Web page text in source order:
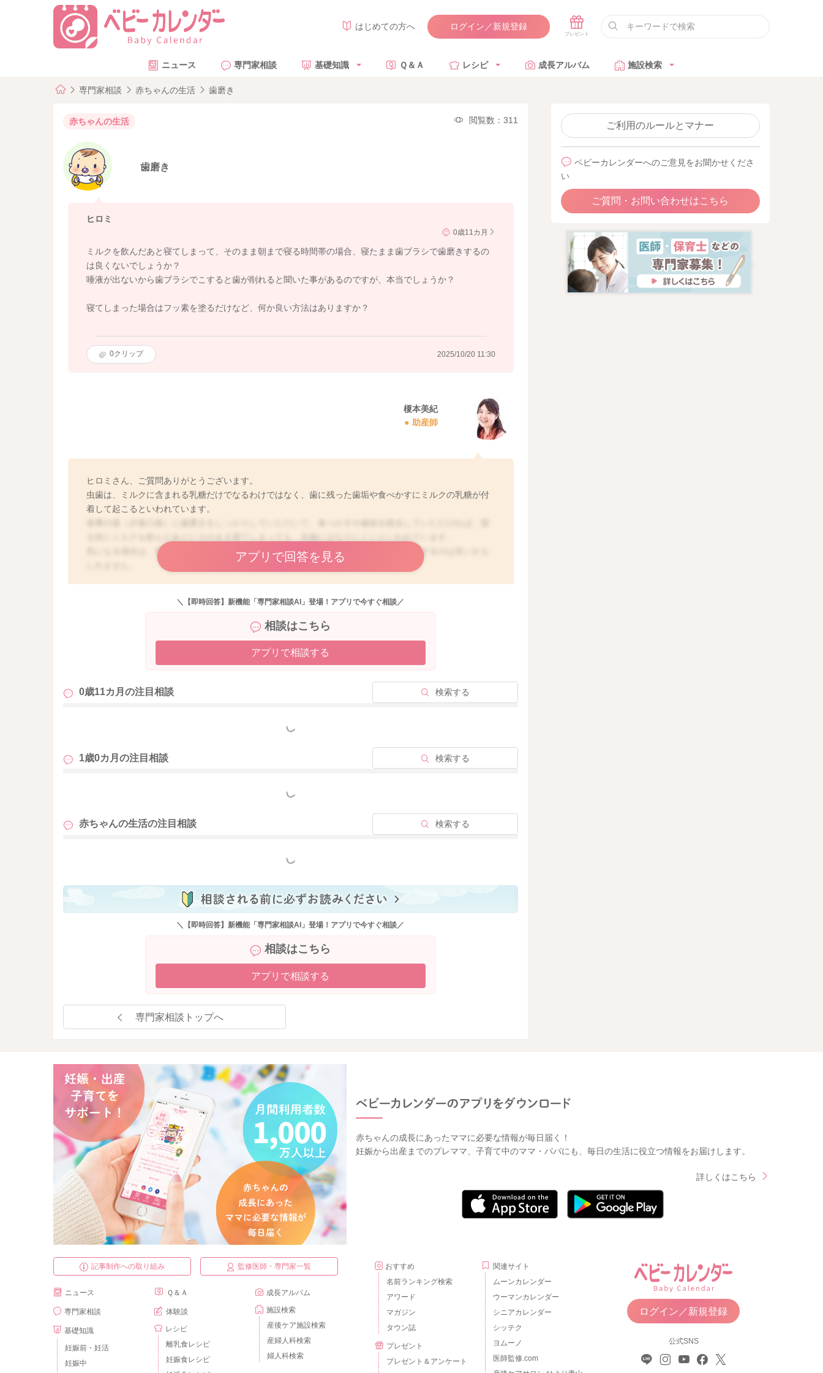
はじめての方へ ログイン／新規登録
ニュース 専門家相談 基礎知識 Ｑ＆Ａ レシピ 成長アルバム 施設検索
専門家相談 赤ちゃんの生活 歯磨き
赤ちゃんの生活 閲覧数：311
歯磨き
ヒロミ
0歳11カ月
ミルクを飲んだあと寝てしまって、そのまま朝まで寝る時間帯の場合、寝たまま歯ブラシで歯磨きするの
は良くないでしょうか？
唾液が出ないから歯ブラシでこすると歯が削れると聞いた事があるのですが、本当でしょうか？
寝てしまった場合はフッ素を塗るだけなど、何か良い方法はありますか？
0クリップ 2025/10/20 11:30
榎本美紀
助産師
ヒロミさん、ご質問ありがとうございます。
虫歯は、ミルクに含まれる乳糖だけでなるわけではなく、歯に残った歯垢や食べかすにミルクの乳糖が付
着して起こるといわれています。
気になる場合は、寝ながらでも水磨きをしていただいたり、ガーゼなどで歯を拭いたりするのは良いかも
アプリで回答を見る
＼【即時回答】新機能「専門家相談AI」登場！アプリで今すぐ相談／
相談はこちら
アプリで相談する
0歳11カ月の注目相談 検索する
もっと見る
1歳0カ月の注目相談 検索する
もっと見る
赤ちゃんの生活の注目相談 検索する
もっと見る
＼【即時回答】新機能「専門家相談AI」登場！アプリで今すぐ相談／
相談はこちら
アプリで相談する
専門家相談トップへ
ご利用のルールとマナー
ベビーカレンダーへのご意見をお聞かせくださ
い
ご質問・お問い合わせはこちら
赤ちゃんの成長にあったママに必要な情報が毎日届く！
妊娠から出産までのプレママ、子育て中のママ・パパにも、毎日の生活に役立つ情報をお届けします。
詳しくはこちら
記事制作への取り組み 監修医師・専門家一覧
ニュース
専門家相談
基礎知識
妊娠前・妊活
妊娠中
Ｑ＆Ａ
体験談
レシピ
離乳食レシピ
妊娠食レシピ
成長アルバム
施設検索
産後ケア施設検索
産婦人科検索
婦人科検索
おすすめ
名前ランキング検索
アワード
マガジン
タウン誌
プレゼント
プレゼント＆アンケート
関連サイト
ムーンカレンダー
ウーマンカレンダー
シニアカレンダー
シッテク
ヨムーノ
医師監修.com
ログイン／新規登録
公式SNS